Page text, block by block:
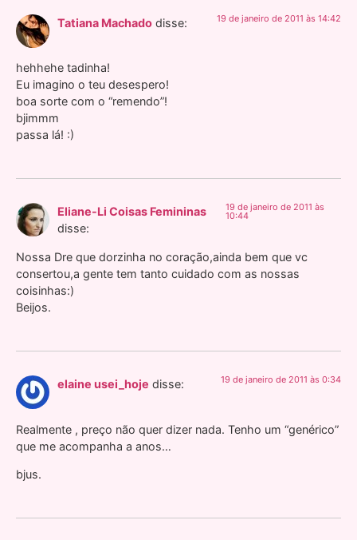
Tatiana Machado disse: 19 de janeiro de 2011 às 14:42
hehhehe tadinha!
Eu imagino o teu desespero!
boa sorte com o “remendo”!
bjimmm
passa lá! :)
Eliane-Li Coisas Femininas
disse:
19 de janeiro de 2011 às
10:44
Nossa Dre que dorzinha no coração,ainda bem que vc
consertou,a gente tem tanto cuidado com as nossas
coisinhas:)
Beijos.
elaine usei_hoje disse: 19 de janeiro de 2011 às 0:34
Realmente , preço não quer dizer nada. Tenho um “genérico”
que me acompanha a anos…
bjus.